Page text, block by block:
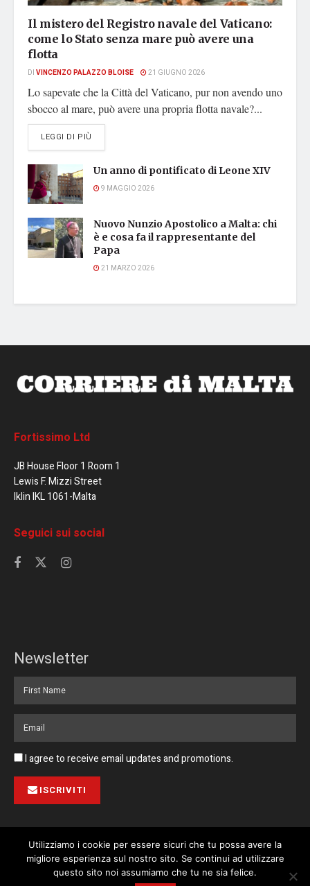
Il mistero del Registro navale del Vaticano:
come lo Stato senza mare può avere una
flotta
DI VINCENZO PALAZZO BLOISE 21 GIUGNO 2026
Lo sapevate che la Città del Vaticano, pur non avendo uno
sbocco al mare, può avere una propria flotta navale?...
LEGGI DI PIÙ
Un anno di pontificato di Leone XIV
9 MAGGIO 2026
Nuovo Nunzio Apostolico a Malta: chi
è e cosa fa il rappresentante del
Papa
21 MARZO 2026
Fortissimo Ltd
JB House Floor 1 Room 1
Lewis F. Mizzi Street
Iklin IKL 1061-Malta
Seguici sui social
Newsletter
I agree to receive email updates and promotions.
ISCRIVITI
Pubblicità Collabora con noi Contatto Privacy Policy
This website uses cookies. By continuing to use this website you are
Utilizziamo i cookie per essere sicuri che tu possa avere la
migliore esperienza sul nostro sito. Se continui ad utilizzare
questo sito noi assumiamo che tu ne sia felice.